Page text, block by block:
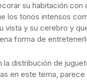
su habitación con
los tonos intensos
vista y su cerebro y
forma de
distribución de
en este tema, parece